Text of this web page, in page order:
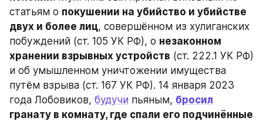
статьям о покушении на убийство и убийстве
двух и более лиц, совершённом из хулиганских
побуждений (ст. 105 УК РФ), о незаконном
хранении взрывных устройств (ст. 222.1 УК РФ)
и об умышленном уничтожении имущества
путём взрыва (ст. 167 УК РФ). 14 января 2023
года Лобовиков, будучи пьяным, бросил
гранату в комнату, где спали его подчинённые